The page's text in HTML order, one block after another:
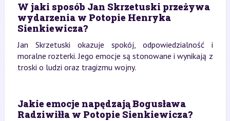
W jaki sposób Jan Skrzetuski przeżywa
wydarzenia w Potopie Henryka
Sienkiewicza?
Jan Skrzetuski okazuje spokój, odpowiedzialność i
moralne rozterki. Jego emocje są stonowane i wynikają z
troski o ludzi oraz tragizmu wojny.
Jakie emocje napędzają Bogusława
Radziwiłła w Potopie Sienkiewicza?